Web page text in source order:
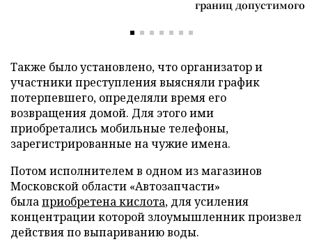
границ допустимого
Также было установлено, что организатор и
участники преступления выясняли график
потерпевшего, определяли время его
возвращения домой. Для этого ими
приобретались мобильные телефоны,
зарегистрированные на чужие имена.
Потом исполнителем в одном из магазинов
Московской области «Автозапчасти»
былаприобретена кислота, для усиления
концентрации которой злоумышленник произвел
действия по выпариванию воды.